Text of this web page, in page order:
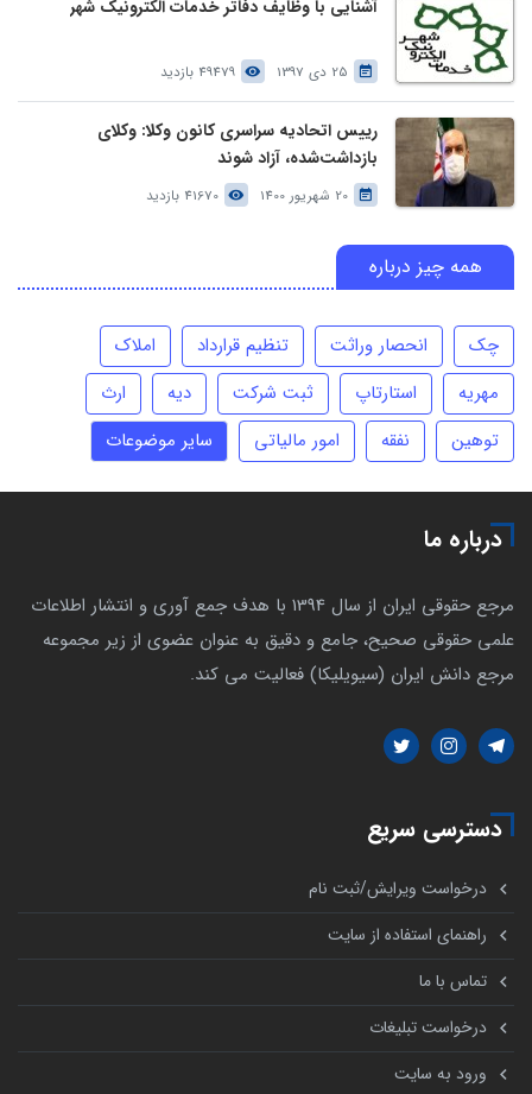
آشنایی با وظایف دفاتر خدمات الکترونیک شهر
25 دی 1397 49479 بازدید
رییس اتحادیه سراسری کانون وکلا: وکلای
بازداشت‌شده، آزاد شوند
20 شهریور 1400 41670 بازدید
همه چیز درباره
چک انحصار وراثت تنظیم قرارداد
املاک
مهریه
استارتاپ ثبت شرکت دیه
ارث
توهین
نفقه امور مالیاتی سایر موضوعات
درباره ما
مرجع حقوقی ایران از سال 1394 با هدف جمع آوری و انتشار اطلاعات
علمی حقوقی صحیح، جامع و دقیق به عنوان عضوی از زیر مجموعه
مرجع دانش ایران (سیویلیکا) فعالیت می کند.
دسترسی سریع
درخواست ویرایش/ثبت نام
راهنمای استفاده از سایت
تماس با ما
درخواست تبلیغات
ورود به سایت